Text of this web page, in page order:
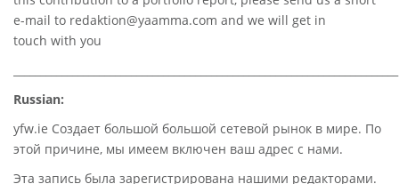
e-mail to redaktion@yaamma.com and we will get in
touch with you
Russian:
yfw.ie Создает большой большой сетевой рынок в мире. По
этой причине, мы имеем включен ваш адрес с нами.
Эта запись была зарегистрирована нашими редакторами.